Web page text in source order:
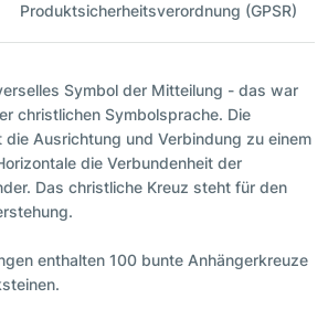
Produktsicherheitsverordnung (GPSR)
Symbol der Mitteilung - das war
christlichen Symbolsprache. Die
Ausrichtung und Verbindung zu einem
die Verbundenheit der
Das christliche Kreuz steht für den
enthalten 100 bunte Anhängerkreuze